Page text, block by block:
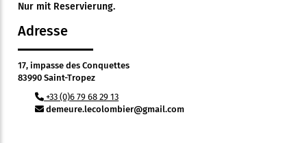
Nur mit Reservierung.
Adresse
17, impasse des Conquettes
83990 Saint-Tropez
+33 (0)6 79 68 29 13
demeure.lecolombier@gmail.com